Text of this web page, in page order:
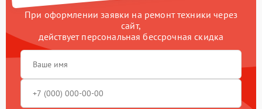
При оформлении заявки на ремонт техники через
сайт,
действует персональная бессрочная скидка